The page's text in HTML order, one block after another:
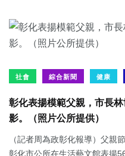
社會 綜合新聞 健康
彰化表揚模範父親，市長
影。（照片公所提供）
（記者周為政彰化報導）父親
彰化市公所在生活藝文館表揚